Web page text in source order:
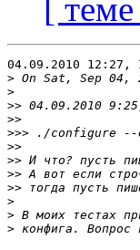
[
04.09.2010 12:27,
>
>
>>
>>
>>>
>>
>>
>>
>>
>
>
>